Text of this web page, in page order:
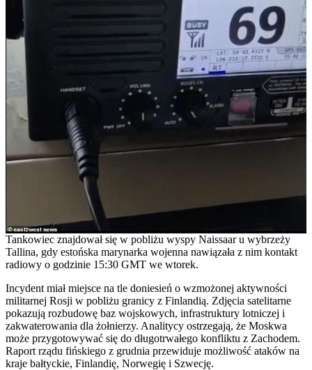
Tankowiec znajdował się w pobliżu wyspy Naissaar u wybrzeży
Tallina, gdy estońska marynarka wojenna nawiązała z nim kontakt
radiowy o godzinie 15:30 GMT we wtorek.
Incydent miał miejsce na tle doniesień o wzmożonej aktywności
militarnej Rosji w pobliżu granicy z Finlandią. Zdjęcia satelitarne
pokazują rozbudowę baz wojskowych, infrastruktury lotniczej i
zakwaterowania dla żołnierzy. Analitycy ostrzegają, że Moskwa
może przygotowywać się do długotrwałego konfliktu z Zachodem.
Raport rządu fińskiego z grudnia przewiduje możliwość ataków na
kraje bałtyckie, Finlandię, Norwegię i Szwecję.